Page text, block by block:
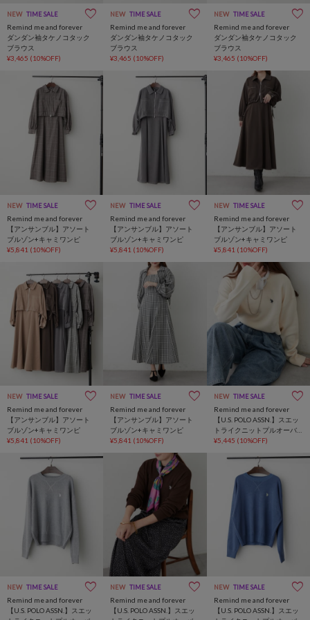
NEW TIME SALE
Remind me and forever
ダンダン袖タケノコタック
ブラウス
¥3,465 (10%OFF)
NEW TIME SALE
Remind me and forever
ダンダン袖タケノコタック
ブラウス
¥3,465 (10%OFF)
NEW TIME SALE
Remind me and forever
ダンダン袖タケノコタック
ブラウス
¥3,465 (10%OFF)
NEW TIME SALE
Remind me and forever
【アンサンブル】アソート
ブルゾン+キャミワンピ
¥5,841 (10%OFF)
NEW TIME SALE
Remind me and forever
【アンサンブル】アソート
ブルゾン+キャミワンピ
¥5,841 (10%OFF)
NEW TIME SALE
Remind me and forever
【アンサンブル】アソート
ブルゾン+キャミワンピ
¥5,841 (10%OFF)
NEW TIME SALE
Remind me and forever
【アンサンブル】アソート
ブルゾン+キャミワンピ
¥5,841 (10%OFF)
NEW TIME SALE
Remind me and forever
【アンサンブル】アソート
ブルゾン+キャミワンピ
¥5,841 (10%OFF)
NEW TIME SALE
Remind me and forever
【U.S. POLO ASSN.】スエッ
トライクニットプルオーバ
ー
¥5,445 (10%OFF)
NEW TIME SALE
Remind me and forever
【U.S. POLO ASSN.】スエッ
NEW TIME SALE
Remind me and forever
【U.S. POLO ASSN.】スエッ
NEW TIME SALE
Remind me and forever
【U.S. POLO ASSN.】スエッ